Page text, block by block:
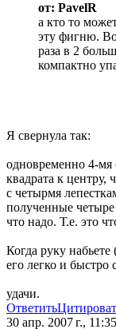
от: PavelR
а кто то
эту фигню.
раза в 2
компактно
Я свернула так:
одновременно 4-мя
квадрата к центру,
с четырмя
полученные
что надо. Т.е. это
Когда руку набьете
его легко и быстро
удачи.
Ответить
30 апр. 2007 г.,